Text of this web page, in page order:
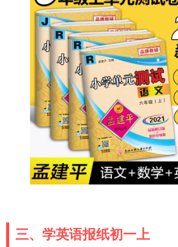
三、学英语报纸初一上